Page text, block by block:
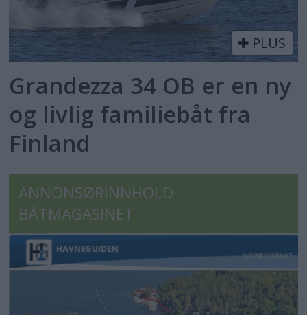
PLUS
Grandezza 34 OB er en ny
og livlig familiebåt fra
Finland
ANNONSØRINNHOLD
BÅTMAGASINET